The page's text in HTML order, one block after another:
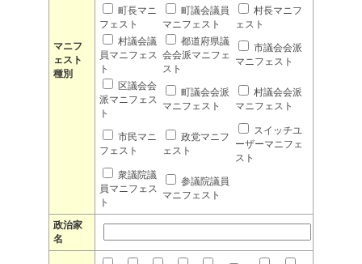
マニフ
ェスト
種別
町長マニ
フェスト
町議会議員
マニフェスト
村長マニフ
ェスト
村議会議
員マニフェス
ト
都道府県議
会会派マニフェ
スト
市議会会派
マニフェスト
区議会会
派マニフェス
ト
町議会会派
マニフェスト
村議会会派
マニフェスト
市民マニ
フェスト
政党マニフ
ェスト
スイッチユ
ーザーマニフェ
スト
衆議院議
員マニフェス
ト
参議院議員
マニフェスト
政治家
名